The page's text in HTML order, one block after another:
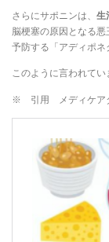
さらにサポニンは、 生
脳梗塞の原因となる
予防する「アディポネ
このように言われてい
※ 引用 メディケア